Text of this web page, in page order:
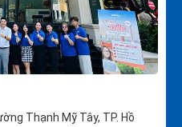
Thạnh Mỹ Tây, TP. Hồ